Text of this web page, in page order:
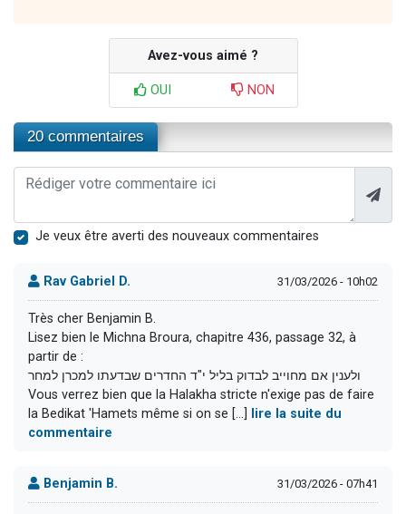
Avez-vous aimé ?
OUI NON
20 commentaires
Je veux être averti des nouveaux commentaires
Rav Gabriel D. 31/03/2026 - 10h02
Très cher Benjamin B.
Lisez bien le Michna Broura, chapitre 436, passage 32, à
partir de :
ולענין אם מחוייב לבדוק בליל י"ד החדרים שבדעתו למכרן למחר
Vous verrez bien que la Halakha stricte n'exige pas de faire
la Bedikat 'Hamets même si on se [...]
lire la suite du
commentaire
Benjamin B. 31/03/2026 - 07h41